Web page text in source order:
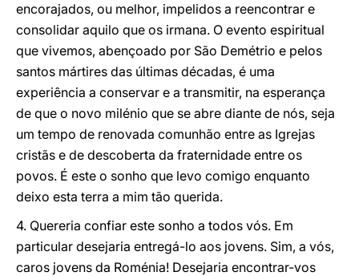
encorajados, ou melhor, impelidos a reencontrar e
consolidar aquilo que os irmana. O evento espiritual
que vivemos, abençoado por São Demétrio e pelos
santos mártires das últimas décadas, é uma
experiência a conservar e a transmitir, na esperança
de que o novo milénio que se abre diante de nós, seja
um tempo de renovada comunhão entre as Igrejas
cristãs e de descoberta da fraternidade entre os
povos. É este o sonho que levo comigo enquanto
deixo esta terra a mim tão querida.
4. Quereria confiar este sonho a todos vós. Em
particular desejaria entregá-lo aos jovens. Sim, a vós,
caros jovens da Roménia! Desejaria encontrar-vos